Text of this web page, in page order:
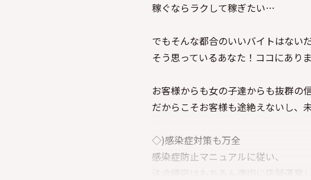
稼ぐならラクして稼ぎたい…
でもそんな都合のいいバイトはない
そう思っているあなた！ココにあり
お客様からも女の子達からも抜群の
だからこそお客様も途絶えないし
◇)感染症対策も万全
感染症防止マニュアルに従い、
法令順守はもちろん適切に店舗運営